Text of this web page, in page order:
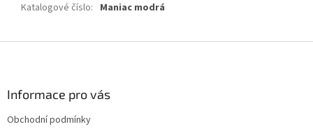
Katalogové číslo: Maniac modrá
Informace pro vás
Obchodní podmínky